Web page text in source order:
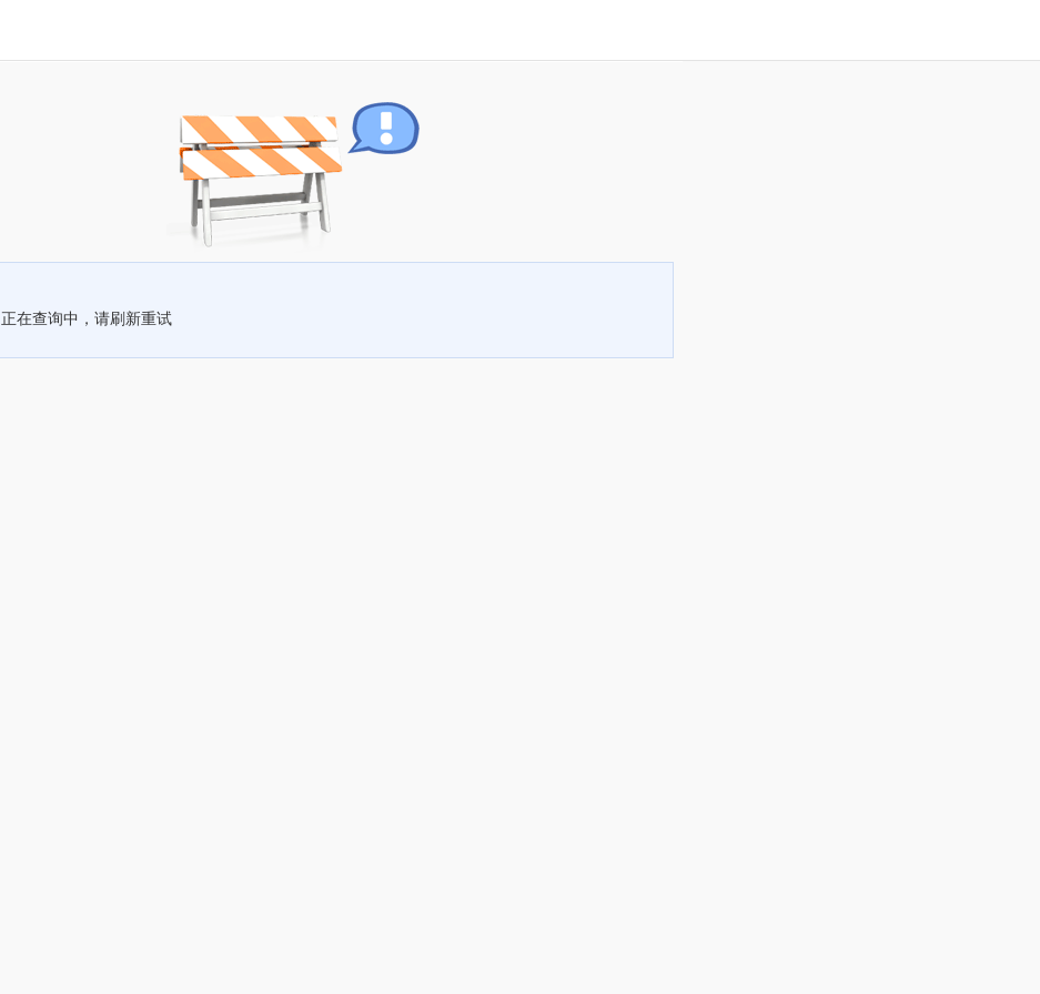
正在查询中，请刷新重试